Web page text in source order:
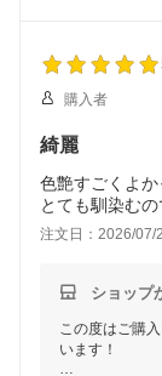
引き続き爪ケ
願いいたします
購入者
綺麗
色艶すごくよか
とても馴染む
注文日：2026/07/
ショップ
この度はご購
います！